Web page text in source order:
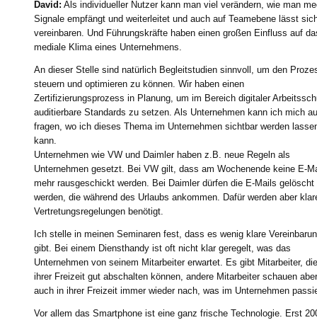
David: Als individueller Nutzer kann man viel verändern, wie man
Signale empfängt und weiterleitet und auch auf Teamebene lässt
vereinbaren. Und Führungskräfte haben einen großen Einfluss auf
mediale Klima eines Unternehmens.
An dieser Stelle sind natürlich Begleitstudien sinnvoll, um den
steuern und optimieren zu können. Wir haben einen
Zertifizierungsprozess in Planung, um im Bereich digitaler
auditierbare Standards zu setzen. Als Unternehmen kann ich mich
fragen, wo ich dieses Thema im Unternehmen sichtbar werden
kann.
Unternehmen wie VW und Daimler haben z.B. neue Regeln als
Unternehmen gesetzt. Bei VW gilt, dass am Wochenende keine E-
mehr rausgeschickt werden. Bei Daimler dürfen die E-Mails gelöscht
werden, die während des Urlaubs ankommen. Dafür werden aber
Vertretungsregelungen benötigt.
Ich stelle in meinen Seminaren fest, dass es wenig klare
gibt. Bei einem Diensthandy ist oft nicht klar geregelt, was das
Unternehmen von seinem Mitarbeiter erwartet. Es gibt Mitarbeiter,
ihrer Freizeit gut abschalten können, andere Mitarbeiter schauen aber
auch in ihrer Freizeit immer wieder nach, was im Unternehmen
Vor allem das Smartphone ist eine ganz frische Technologie. Erst